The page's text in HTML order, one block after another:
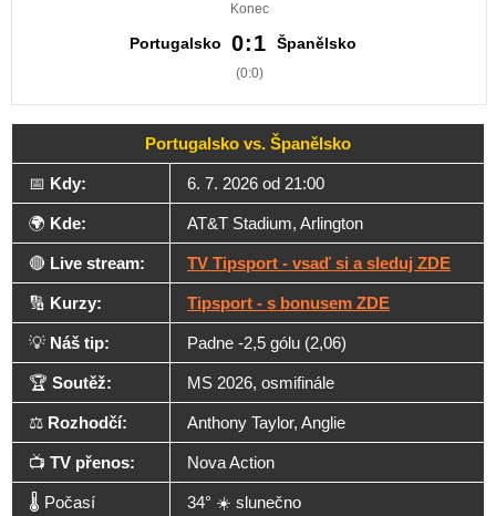
Konec
Portugalsko 0:1 Španělsko
(0:0)
Portugalsko vs. Španělsko
📅 Kdy: 6. 7. 2026 od 21:00
🌍 Kde: AT&T Stadium, Arlington
🔴 Live stream: TV Tipsport - vsaď si a sleduj ZDE
🔢 Kurzy: Tipsport - s bonusem ZDE
💡 Náš tip: Padne -2,5 gólu (2,06)
🏆 Soutěž: MS 2026, osmifinále
⚖️ Rozhodčí: Anthony Taylor, Anglie
📺 TV přenos: Nova Action
🌡️ Počasí 34° ☀️ slunečno